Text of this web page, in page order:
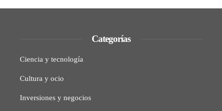
Categorías
Ciencia y tecnología
Cultura y ocio
Inversiones y negocios